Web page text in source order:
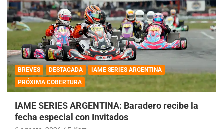
BREVES DESTACADA
IAME SERIES ARGENTINA
PRÓXIMA COBERTURA
IAME SERIES ARGENTINA: Baradero recibe la
fecha especial con Invitados